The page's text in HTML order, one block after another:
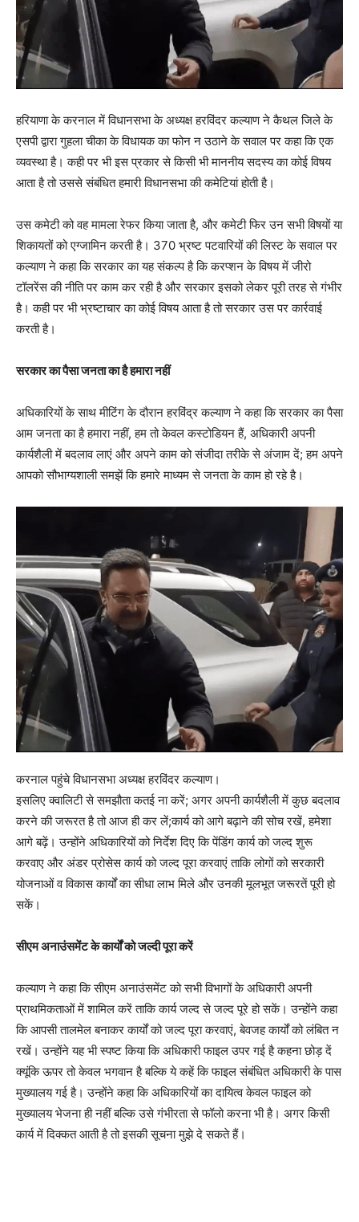
हरियाणा के करनाल में विधानसभा के अध्यक्ष हरविंदर कल्याण ने कैथल जिले के
एसपी द्वारा गुहला चीका के विधायक का फोन न उठाने के सवाल पर कहा कि एक
व्यवस्था है। कही पर भी इस प्रकार से किसी भी माननीय सदस्य का कोई विषय
आता है तो उससे संबंधित हमारी विधानसभा की कमेटियां होती है।
उस कमेटी को वह मामला रेफर किया जाता है, और कमेटी फिर उन सभी विषयों या
शिकायतों को एग्जामिन करती है। 370 भ्रष्ट पटवारियों की लिस्ट के सवाल पर
कल्याण ने कहा कि सरकार का यह संकल्प है कि करप्शन के विषय में जीरो
टॉलरेंस की नीति पर काम कर रही है और सरकार इसको लेकर पूरी तरह से गंभीर
है। कही पर भी भ्रष्टाचार का कोई विषय आता है तो सरकार उस पर कार्रवाई
करती है।
सरकार का पैसा जनता का है हमारानहीं
अधिकारियों के साथ मीटिंग के दौरान हरविंद्र कल्याण ने कहा कि सरकार का पैसा
आम जनता का है हमारा नहीं, हम तो केवल कस्टोडियन हैं, अधिकारी अपनी
कार्यशैली में बदलाव लाएं और अपने काम को संजीदा तरीके से अंजाम दें; हम अपने
आपको सौभाग्यशाली समझें कि हमारे माध्यम से जनता के काम हो रहे है।
करनाल पहुंचे विधानसभा अध्यक्ष हरविंदर कल्याण।
इसलिए क्वालिटी से समझौता कतई ना करें; अगर अपनी कार्यशैली में कुछ बदलाव
करने की जरूरत है तो आज ही कर लें;कार्य को आगे बढ़ाने की सोच रखें, हमेशा
आगे बढ़ें। उन्होंने अधिकारियों को निर्देश दिए कि पेंडिंग कार्य को जल्द शुरू
करवाए और अंडर प्रोसेस कार्य को जल्द पूरा करवाएं ताकि लोगों को सरकारी
योजनाओं व विकास कार्यों का सीधा लाभ मिले और उनकी मूलभूत जरूरतें पूरी हो
सकें।
सीएम अनाउंसमेंट के कार्यों को जल्दी पूराकरें
कल्याण ने कहा कि सीएम अनाउंसमेंट को सभी विभागों के अधिकारी अपनी
प्राथमिकताओं में शामिल करें ताकि कार्य जल्द से जल्द पूरे हो सकें। उन्होंने कहा
कि आपसी तालमेल बनाकर कार्यों को जल्द पूरा करवाएं, बेवजह कार्यों को लंबित न
रखें। उन्होंने यह भी स्पष्ट किया कि अधिकारी फाइल उपर गई है कहना छोड़ दें
क्यूंकि ऊपर तो केवल भगवान है बल्कि ये कहें कि फाइल संबंधित अधिकारी के पास
मुख्यालय गई है। उन्होंने कहा कि अधिकारियों का दायित्व केवल फाइल को
मुख्यालय भेजना ही नहीं बल्कि उसे गंभीरता से फॉलो करना भी है। अगर किसी
कार्य में दिक्कत आती है तो इसकी सूचना मुझे दे सकते हैं।